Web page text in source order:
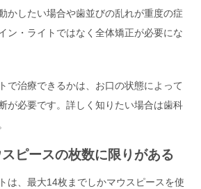
かしたい場合や歯並びの乱れが重度の症
ン・ライトではなく全体矯正が必要にな
で治療できるかは、お口の状態によって
が必要です。詳しく知りたい場合は歯科
ピースの枚数に限りがある
は、最大14枚までしかマウスピースを使